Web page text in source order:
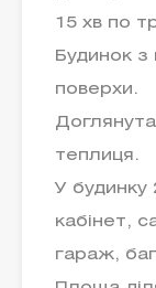
15 хв по
Будинок
поверхи.
теплиця.
У будинку
кабінет,
гараж,